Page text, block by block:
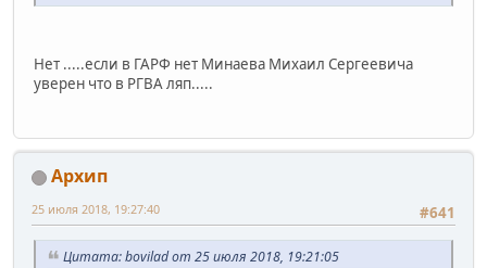
Нет .....если в ГАРФ нет Минаева Михаил Сергеевича
уверен что в РГВА ляп.....
Архип
#641
25 июля 2018, 19:27:40
Цитата: bovilad от 25 июля 2018, 19:21:05